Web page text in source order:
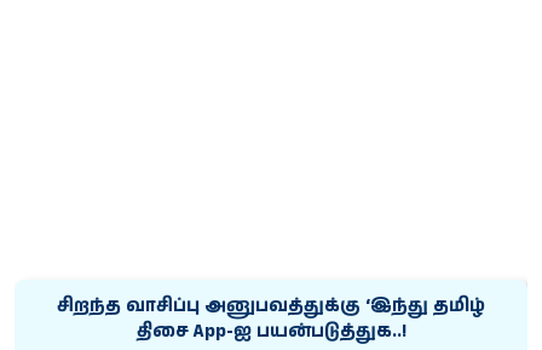
சிறந்த வாசிப்பு அனுபவத்துக்கு ‘இந்து தமிழ்
திசை App-ஐ பயன்படுத்துக..!